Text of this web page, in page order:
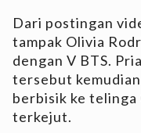
Dari postingan
tampak Olivia
dengan V BTS.
tersebut
berbisik ke telinga
terkejut.